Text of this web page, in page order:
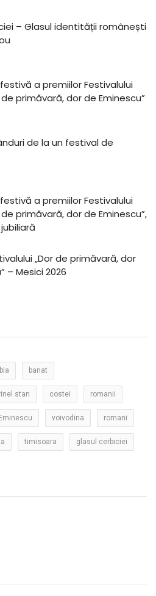
– Glasul identității românești
a premiilor Festivalului
de primăvară, dor de Eminescu”
de la un festival de
a premiilor Festivalului
de primăvară, dor de Eminescu”,
„Dor de primăvară, dor
– Mesici 2026
banat
stan costei romanii
voivodina romani
timisoara glasul cerbiciei